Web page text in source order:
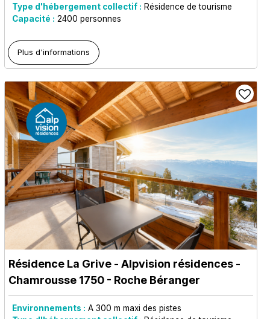
Type d'hébergement collectif : Résidence de tourisme
Capacité : 2400 personnes
Plus d'informations
Résidence La Grive - Alpvision résidences -
Chamrousse 1750 - Roche Béranger
Environnements : A 300 m maxi des pistes